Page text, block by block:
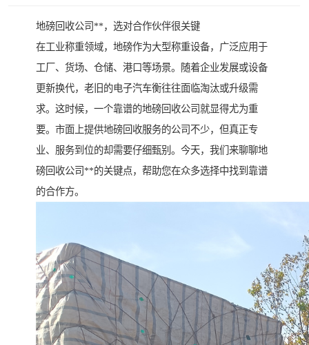
地磅回收公司**，选对合作伙伴很关键
在工业称重领域，地磅作为大型称重设备，广泛应用于
工厂、货场、仓储、港口等场景。随着企业发展或设备
更新换代，老旧的电子汽车衡往往面临淘汰或升级需
求。这时候，一个靠谱的地磅回收公司就显得尤为重
要。市面上提供地磅回收服务的公司不少，但真正专
业、服务到位的却需要仔细甄别。今天，我们来聊聊地
磅回收公司**的关键点，帮助您在众多选择中找到靠谱
的合作方。